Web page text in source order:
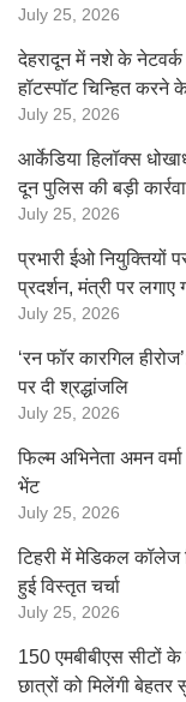
July 25, 2026
देहरादून में नशे के नेटवर्क
हॉटस्पॉट चिन्हित करने के
July 25, 2026
आर्केडिया हिलॉक्स
दून पुलिस की बड़ी
July 25, 2026
प्रभारी ईओ नियुक्तियों
प्रदर्शन, मंत्री पर लगाए
July 25, 2026
‘रन फॉर कारगिल
पर दी श्रद्धांजलि
July 25, 2026
फिल्म अभिनेता अमन
भेंट
July 25, 2026
टिहरी में मेडिकल कॉलेज
हुई विस्तृत चर्चा
July 25, 2026
150 एमबीबीएस सीटों
छात्रों को मिलेंगी बेहतर